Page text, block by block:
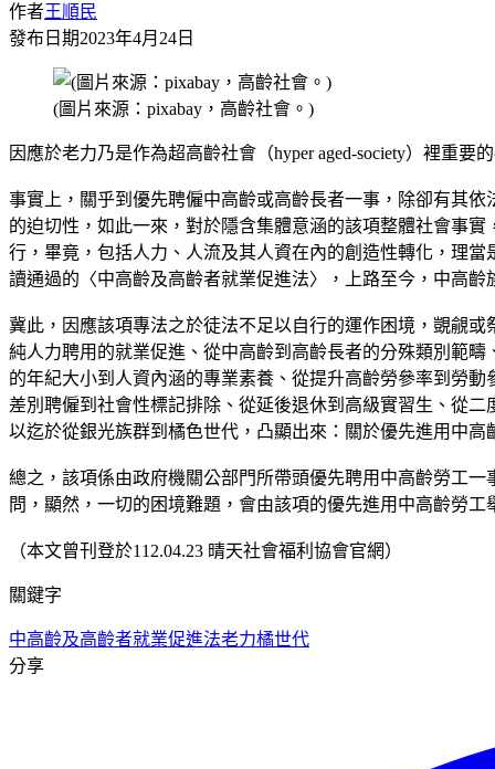
作者王順民
發布日期2023年4月24日
(圖片來源：pixabay，高齡社會。)
因應於老力乃是作為超高齡社會（hyper aged-society）裡重
事實上，關乎到優先聘僱中高齡或高齡長者一事，除卻有其依
的迫切性，如此一來，對於隱含集體意涵的該項整體社會事
行，畢竟，包括人力、人流及其人資在內的創造性轉化，理
讀通過的〈中高齡及高齡者就業促進法〉，上路至今，中高
冀此，因應該項專法之於徒法不足以自行的運作困境，覬覦
純人力聘用的就業促進、從中高齡到高齡長者的分殊類別範
的年紀大小到人資內涵的專業素養、從提升高齡勞參率到勞
差別聘僱到社會性標記排除、從延後退休到高級實習生、從
以迄於從銀光族群到橘色世代，凸顯出來：關於優先進用中
總之，該項係由政府機關公部門所帶頭優先聘用中高齡勞工
問，顯然，一切的困境難題，會由該項的優先進用中高齡勞
（本文曾刊登於112.04.23 晴天社會福利協會官網）
關鍵字
中高齡及高齡者就業促進法老力橘世代
分享